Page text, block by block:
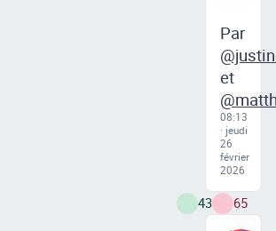
Par
et
08:13
· jeudi
26
février
2026
43 65